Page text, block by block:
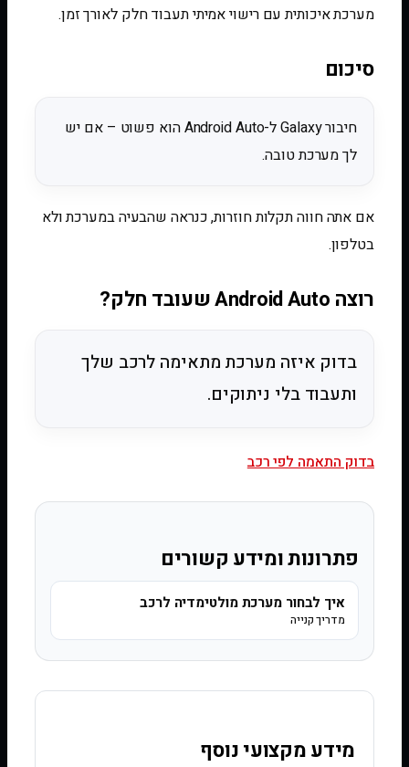
מערכת איכותית עם רישוי אמיתי תעבוד חלק לאורך זמן.
סיכום
חיבור Galaxy ל-Android Auto הוא פשוט – אם יש
לך מערכת טובה.
אם אתה חווה תקלות חוזרות, כנראה שהבעיה במערכת ולא
בטלפון.
רוצה Android Auto שעובד חלק?
בדוק איזה מערכת מתאימה לרכב שלך
ותעבוד בלי ניתוקים.
בדוק התאמה לפי רכב
פתרונות ומידע קשורים
איך לבחור מערכת מולטימדיה לרכב
מדריך קנייה
מידע מקצועי נוסף